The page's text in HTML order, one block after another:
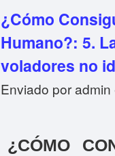
¿Cómo
Humano?: 5.
voladores no
Enviado poradmin
¿CÓMO